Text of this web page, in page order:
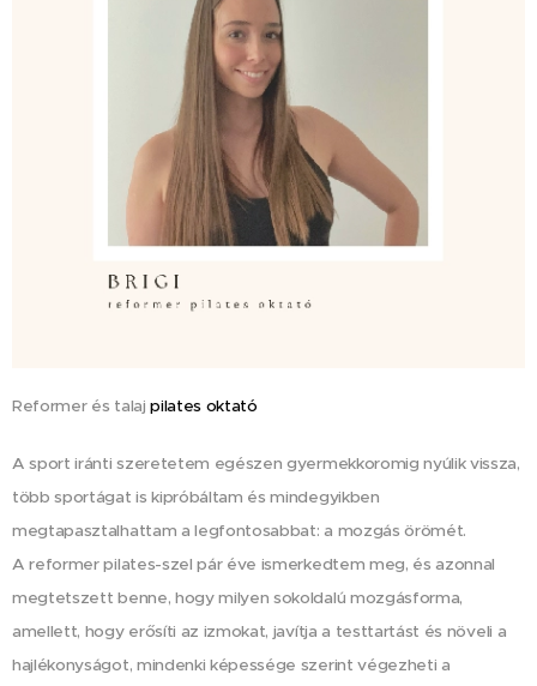
Reformer és talajpilates oktató
A sport iránti szeretetem egészen gyermekkoromig nyúlik vissza,
több sportágat is kipróbáltam és mindegyikben
megtapasztalhattam a legfontosabbat: a mozgás örömét.
A reformer pilates-szel pár éve ismerkedtem meg, és azonnal
megtetszett benne, hogy milyen sokoldalú mozgásforma,
amellett, hogy erősíti az izmokat, javítja a testtartást és növeli a
hajlékonyságot, mindenki képessége szerint végezheti a